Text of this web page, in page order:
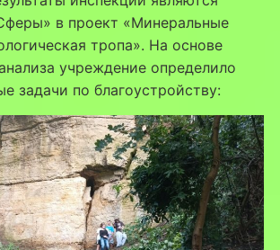
в проект «Минеральные
тропа». На основе
учреждение определило
задачи по благоустройству: